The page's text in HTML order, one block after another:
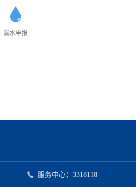
漏水申报
 服务中心：3318118